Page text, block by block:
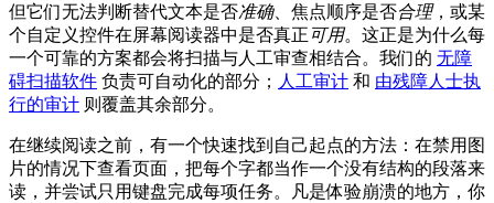
但它们无法判断替代文本是否准确、焦点顺序是否合理，或某
个自定义控件在屏幕阅读器中是否真正 可用。这正是为什么每
一个可靠的方案都会将扫描与人工审查相结合。我们的 无障
碍扫描软件 负责可自动化的部分； 人工审计 和 由残障人士执
行的审计 则覆盖其余部分。
在继续阅读之前，有一个快速找到自己起点的方法：在禁用图
片的情况下查看页面，把每个字都当作一个没有结构的段落来
读，并尝试只用键盘完成每项任务。凡是体验崩溃的地方，你